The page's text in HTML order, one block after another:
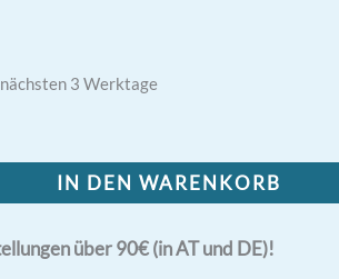
3 Werktage
IN DEN WARENKORB
über 90€ (in AT und DE)!